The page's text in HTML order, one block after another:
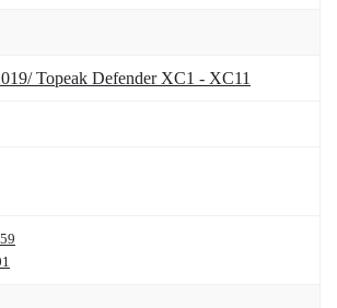
Topeak Defender XC1 - XC11